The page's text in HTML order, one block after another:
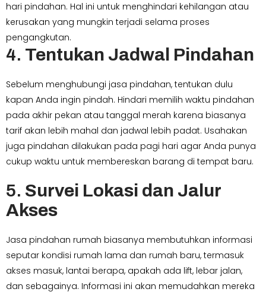
hari pindahan. Hal ini untuk menghindari kehilangan atau
kerusakan yang mungkin terjadi selama proses
pengangkutan.
4. Tentukan Jadwal Pindahan
Sebelum menghubungi jasa pindahan, tentukan dulu
kapan Anda ingin pindah. Hindari memilih waktu pindahan
pada akhir pekan atau tanggal merah karena biasanya
tarif akan lebih mahal dan jadwal lebih padat. Usahakan
juga pindahan dilakukan pada pagi hari agar Anda punya
cukup waktu untuk membereskan barang di tempat baru.
5. Survei Lokasi dan Jalur
Akses
Jasa pindahan rumah biasanya membutuhkan informasi
seputar kondisi rumah lama dan rumah baru, termasuk
akses masuk, lantai berapa, apakah ada lift, lebar jalan,
dan sebagainya. Informasi ini akan memudahkan mereka